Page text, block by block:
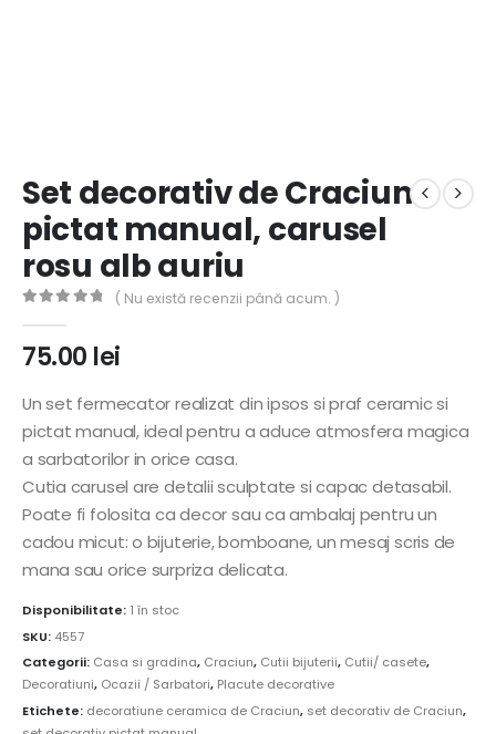
Set decorativ de Craciun
pictat manual, carusel
rosu alb auriu
( Nu există recenzii până acum. )
75.00 lei
Un set fermecator realizat din ipsos si praf ceramic si
pictat manual, ideal pentru a aduce atmosfera magica
a sarbatorilor in orice casa.
Cutia carusel are detalii sculptate si capac detasabil.
Poate fi folosita ca decor sau ca ambalaj pentru un
cadou micut: o bijuterie, bomboane, un mesaj scris de
mana sau orice surpriza delicata.
Disponibilitate: 1 în stoc
SKU: 4557
Categorii: Casa si gradina, Craciun, Cutii bijuterii, Cutii/ casete,
Decoratiuni, Ocazii / Sarbatori, Placute decorative
Etichete: decoratiune ceramica de Craciun, set decorativ de Craciun,